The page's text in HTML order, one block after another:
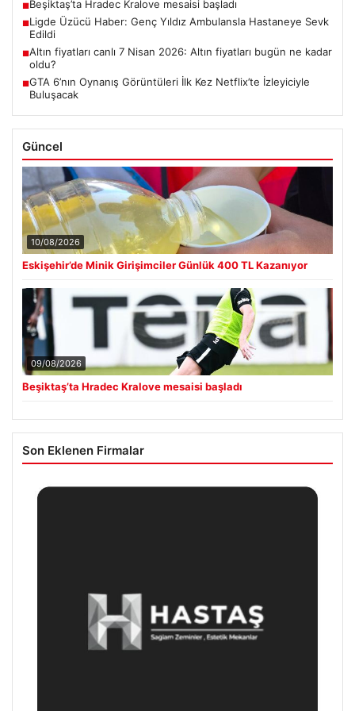
■Beşiktaş’ta Hradec Kralove mesaisi başladı
■Ligde Üzücü Haber: Genç Yıldız Ambulansla Hastaneye Sevk
Edildi
■Altın fiyatları canlı 7 Nisan 2026: Altın fiyatları bugün ne kadar
oldu?
■GTA 6’nın Oynanış Görüntüleri İlk Kez Netflix’te İzleyiciyle
Buluşacak
Güncel
10/08/2026
Eskişehir’de Minik Girişimciler Günlük 400 TL Kazanıyor
09/08/2026
Beşiktaş’ta Hradec Kralove mesaisi başladı
Son Eklenen Firmalar